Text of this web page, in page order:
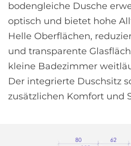
bodengleiche Dusche
optisch und bietet hohe
Helle Oberflächen,
und transparente
kleine Badezimmer
Der integrierte Duschsitz
zusätzlichen Komfort und